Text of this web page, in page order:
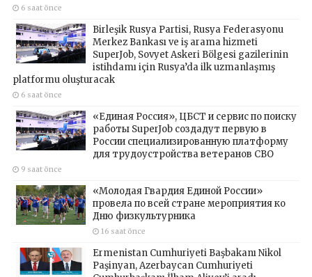
6 saat önce
Birleşik Rusya Partisi, Rusya Federasyonu
Merkez Bankası ve iş arama hizmeti
SuperJob, Sovyet Askeri Bölgesi gazilerinin
istihdamı için Rusya’da ilk uzmanlaşmış
platformu oluşturacak
6 saat önce
«Единая Россия», ЦБСТ и сервис по поиску
работы SuperJob создадут первую в
России специализированную платформу
для трудоустройства ветеранов СВО
9 saat önce
«Молодая Гвардия Единой России»
провела по всей стране мероприятия ко
Дню физкультурника
16 saat önce
Ermenistan Cumhuriyeti Başbakanı Nikol
Paşinyan, Azerbaycan Cumhuriyeti